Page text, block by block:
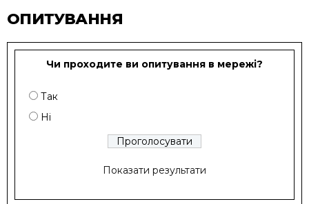
ОПИТУВАННЯ
Чи проходите ви опитування в мережі?
Так
Ні
Показати результати